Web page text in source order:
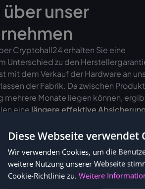
unser
Cryptohall24 erhalten Sie eine
Unterschied zu den
mit dem Verkauf der Hardware an
der Fabrik. Da zwischen
mehrere Monate liegen können,
einelängere effektive
Aufpreis auf zusätzlich
Diese Webseite verwendet
Wir verwenden Cookies, um die
weitere Nutzung unserer Webseite
Cookie-Richtlinie zu. Weitere